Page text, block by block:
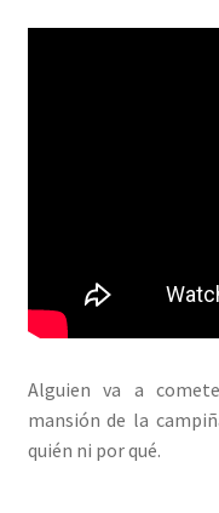
Alguien va a
mansión de la
quién ni por qué.